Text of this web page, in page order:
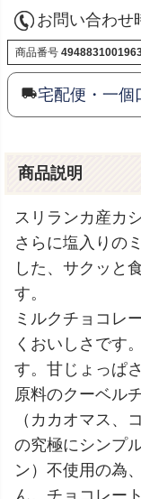
お問い合わせ
商品番号
宅配便・一個
商品説明
スリランカ産カ
さらに塩入りの
した、サクッと
す。
ミルクチョコレ
くおいしさです
す。甘じょっぱ
原料のクーベル
（カカオマス、
の究極にシンプ
ン）不使用の為